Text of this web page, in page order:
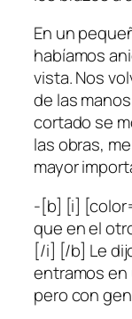
En un
habíamos
vista. Nos
de las
cortado se
las obras,
mayor
-[b] [i]
que en el
[/i] [/b] Le
entramos en
pero con